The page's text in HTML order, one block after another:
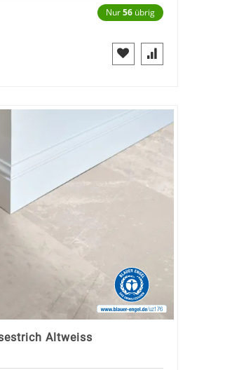
Nur56 übrig
Altweiss